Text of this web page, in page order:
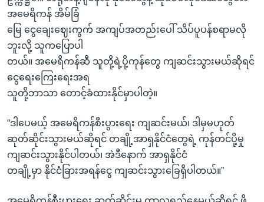
အမေရိကန် အိမ်ခြံ
မြေ ငွေချေးဈေးကွက် အကျပ်အတည်းပေါ် သိပ်ပူပန်စရာမလို
ဘူးလို့ သူကပြောပါ
တယ်။ အမေရိကန်ဆီ သူတို့ရဲ့ပို့ကုန်တွေ ကျဆင်းသွားမယ်ဆိုရင်
ငွေရေးကြေးရေးအရ
သူတို့ဘာသာ တောင့်ခံထားနိုင်မှာပါတဲ့။
“ဒါပေမယ့် အမေရိကန်စီးပွားရေး ကျဆင်းမယ်၊ ဒါမှမဟုတ်
ဆုတ်ဆိုင်းသွားမယ်ဆိုရင် တချို့အာရှနိုင်ငံတွေရဲ့ ကုန်တင်ပို့မှု
ကျဆင်းသွားနိုင်ပါတယ်၊ အဲဒီနောက် အာရှနိုင်ငံ
တချို့မှာ နိုင်ငံခြားအရန်ငွေ ကျဆင်းသွားခြေရှိပါတယ်။”